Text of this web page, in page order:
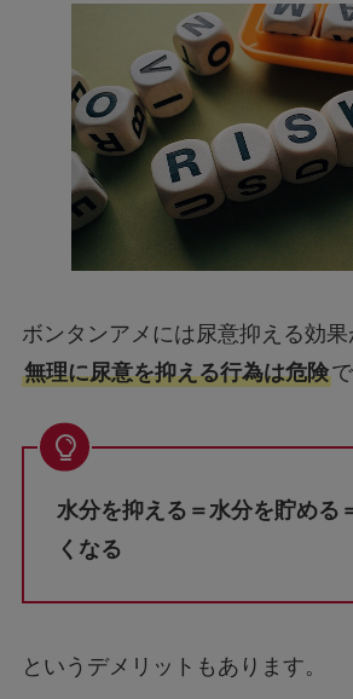
ボンタンアメには尿意抑える効果
無理に尿意を抑える行為は危険で
水分を抑える＝水分を貯める
くなる
というデメリットもあります。